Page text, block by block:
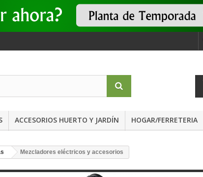
ACCESORIOS HUERTO Y JARDÍN HOGAR/FERRETERIA
Mezcladores eléctricos y accesorios